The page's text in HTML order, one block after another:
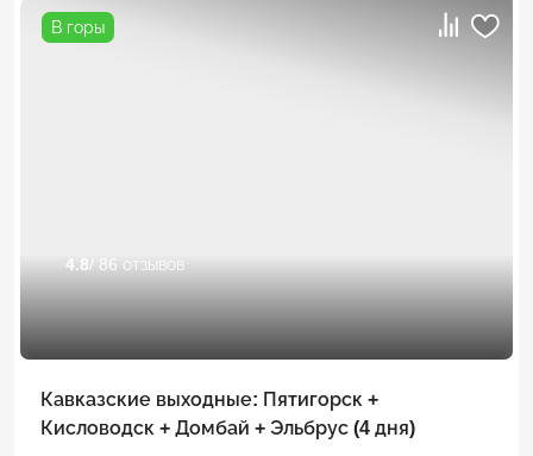
В горы
4.8/ 86 отзывов
Кавказские выходные: Пятигорск +
Кисловодск + Домбай + Эльбрус (4 дня)